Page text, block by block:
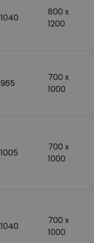
1040
800 x
1200
965
700 x
1000
1005
700 x
1000
1040
700 x
1000